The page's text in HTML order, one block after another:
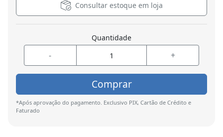
Consultar estoque em loja
Quantidade
- +
Comprar
*Após aprovação do pagamento. Exclusivo PIX, Cartão de Crédito e
Faturado